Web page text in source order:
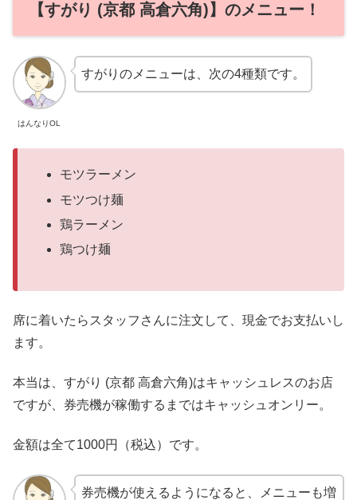
【すがり (京都 高倉六角)】のメニュー！
はんなりOL
すがりのメニューは、次の4種類です。
モツラーメン
モツつけ麺
鶏ラーメン
鶏つけ麺
席に着いたらスタッフさんに注文して、現金でお支払いし
ます。
本当は、すがり (京都 高倉六角)はキャッシュレスのお店
ですが、券売機が稼働するまではキャッシュオンリー。
金額は全て1000円（税込）です。
券売機が使えるようになると、メニューも増